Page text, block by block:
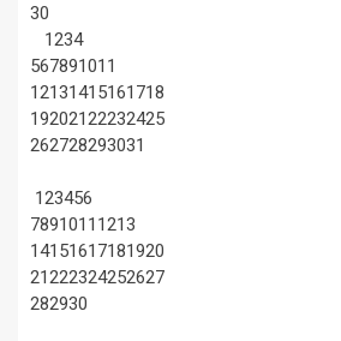
30
1234
567891011
12131415161718
19202122232425
262728293031
123456
7891011 1213
14151617181920
21222324252627
282930